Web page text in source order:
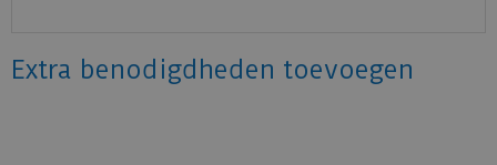
Extra benodigdheden toevoegen